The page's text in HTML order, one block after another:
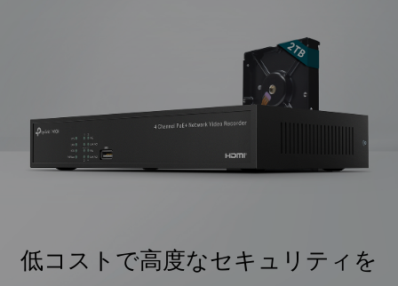
低コストで高度なセキュリティを